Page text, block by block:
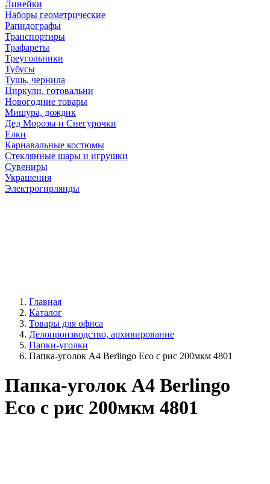
Линейки
Наборы геометрические
Рапидографы
Транспортиры
Трафареты
Треугольники
Тубусы
Тушь, чернила
Циркули, готовальни
Новогодние товары
Мишура, дождик
Дед Морозы и Снегурочки
Елки
Карнавальные костюмы
Стеклянные шары и игрушки
Сувениры
Украшения
Электрогирлянды
Главная
Каталог
Товары для офиса
Делопроизводство, архивирование
Папки-уголки
Папка-уголок А4 Berlingo Eco с рис 200мкм 4801
Папка-уголок А4 Berlingo
Eco с рис 200мкм 4801